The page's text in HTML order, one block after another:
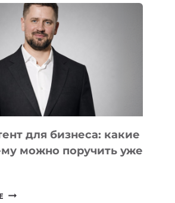
для бизнеса: какие
можно поручить уже
ИИ-